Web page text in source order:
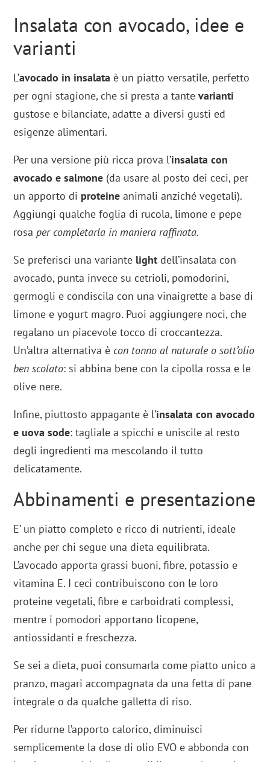
Insalata con avocado, idee e
varianti
L’avocado in insalata è un piatto versatile, perfetto
per ogni stagione, che si presta a tantevarianti
gustose e bilanciate, adatte a diversi gusti ed
esigenze alimentari.
Per una versione più ricca prova l’insalata con
avocado e salmone (da usare al posto dei ceci, per
un apporto di proteine animali anziché vegetali).
Aggiungi qualche foglia di rucola, limone e pepe
rosa per completarla in maniera raffinata.
Se preferisci una variante light dell’insalata con
avocado, punta invece su cetrioli, pomodorini,
germogli e condiscila con una vinaigrette a base di
limone e yogurt magro. Puoi aggiungere noci, che
regalano un piacevole tocco di croccantezza.
Un’altra alternativa è con tonno al naturale o sott’olio
ben scolato: si abbina bene con la cipolla rossa e le
olive nere.
Infine, piuttosto appagante è l’insalata con avocado
e uova sode: tagliale a spicchi e uniscile al resto
degli ingredienti ma mescolando il tutto
delicatamente.
Abbinamenti e presentazione
E’ un piatto completo e ricco di nutrienti, ideale
anche per chi segue una dieta equilibrata.
L’avocado apporta grassi buoni, fibre, potassio e
vitamina E. I ceci contribuiscono con le loro
proteine vegetali, fibre e carboidrati complessi,
mentre i pomodori apportano licopene,
antiossidanti e freschezza.
Se sei a dieta, puoi consumarla come piatto unico a
pranzo, magari accompagnata da una fetta di pane
integrale o da qualche galletta di riso.
Per ridurne l’apporto calorico, diminuisci
semplicemente la dose di olio EVO e abbonda con